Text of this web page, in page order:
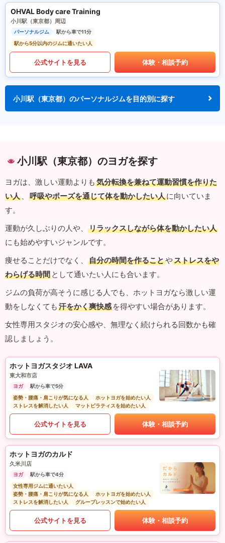
OHVAL Body care Training
小川駅（東京都）周辺
パーソナルジム
駅から車で11分
駅から5分以内のジムに通いたい人
公式サイトを見る 体験・相談予約
小川駅（東京都）のパーソナルジムを目的別に探す
小川駅（東京都）のヨガを探す
ヨガは、激しい運動よりも 気分転換を兼ねて運動習慣を作りた
い人 、 呼吸やポーズを通じて体を動かしたい人に向いていま
す。
運動が久しぶりの人や、
リラックスしながら体を動かしたい人
にも始めやすいジャンルです。
痩せることだけでなく、
自分の時間を作ることやストレスをや
わらげる時間 として通いたい人にも合います。
ジムの負荷が高そうに感じる人でも、ホットヨガなら激しい運
動をしなくても 汗をかく爽快感 を得やすい場合があります。
女性専用スタジオの安心感や、無理なく続けられる回数かも確
認しましょう。
ホットヨガスタジオ LAVA
東大和市店
ヨガ
駅から車で5分
姿勢・腰痛・肩こりが気になる人
ホットヨガを始めたい人
ストレスを解消したい人
マットピラティスを始めたい人
公式サイトを見る 体験・相談予約
ホットヨガのカルド
久米川店
ヨガ
駅から車で4分
女性専用ジムに通いたい人
姿勢・腰痛・肩こりが気になる人
ホットヨガを始めたい人
ストレスを解消したい人
グループレッスンで始めたい人
公式サイトを見る 体験・相談予約